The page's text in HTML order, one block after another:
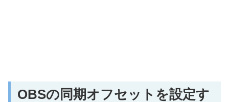
OBSの同期オフセットを設定す